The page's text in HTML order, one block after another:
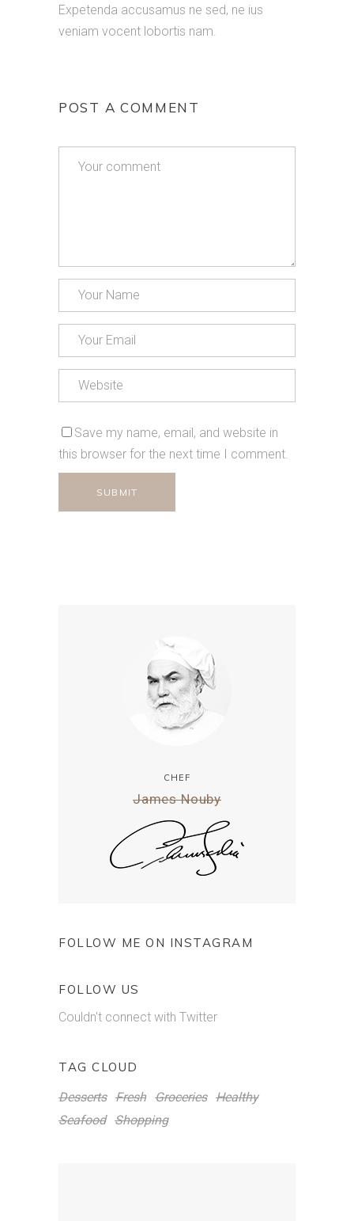
Expetenda accusamus ne sed, ne ius
veniam vocent lobortis nam.
POST A COMMENT
Save my name, email, and website in
this browser for the next time I comment.
CHEF
James Nouby
FOLLOW ME ON INSTAGRAM
FOLLOW US
Couldn't connect with Twitter
TAG CLOUD
Desserts Fresh Groceries Healthy
Seafood Shopping